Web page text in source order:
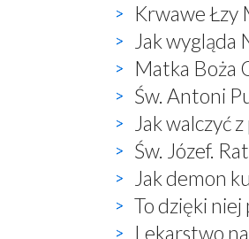
Krwawe Łzy
Jak wygląda
Matka Boża
Św. Antoni
Jak walczyć
Św. Józef.
Jak demon
To dzięki
Lekarstwo